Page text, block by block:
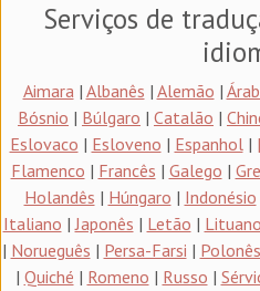
Serviços de
Aimara| Albanês | Alemão |
Bósnio | Búlgaro | Catalão |
Eslovaco | Esloveno | Espanhol|
Flamenco | Francês | Galego |
Holandês | Húngaro | Indonésio
Italiano |Japonês | Letão | Lituano
| Norueguês | Persa-Farsi | Polonês
| Quiché | Romeno | Russo |